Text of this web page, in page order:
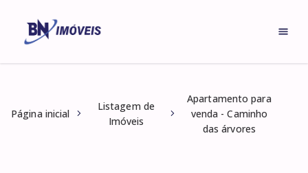
Página inicial
Listagem de
Imóveis
Apartamento para
venda - Caminho
das árvores